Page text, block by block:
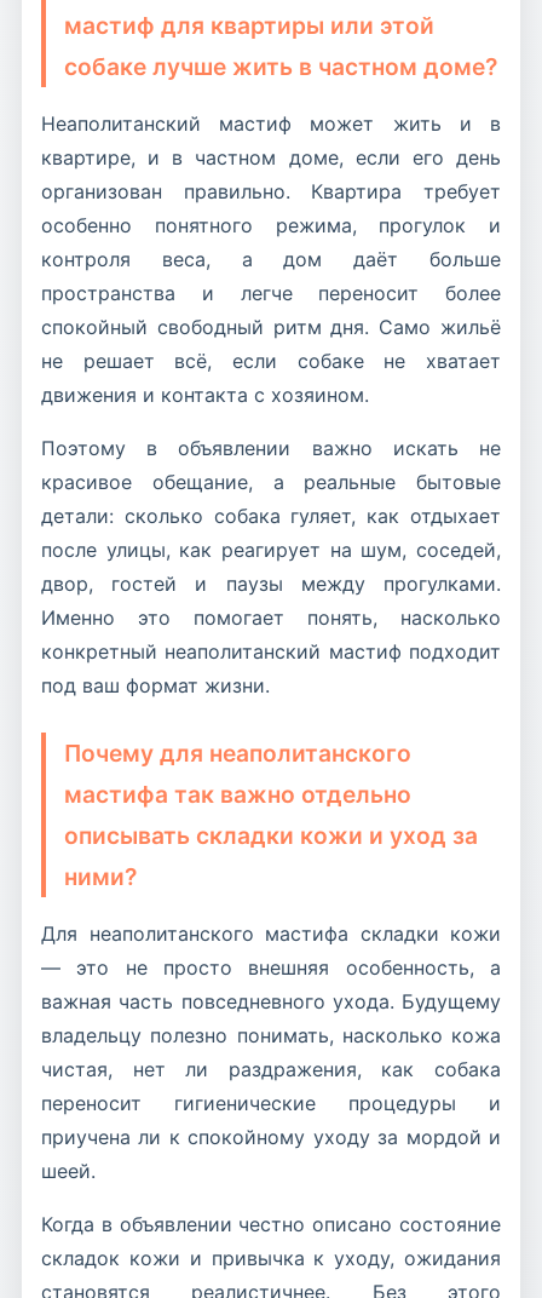
мастиф для квартиры или этой
собаке лучше жить в частном доме?
Неаполитанский мастиф может жить и в
квартире, и в частном доме, если его день
организован правильно. Квартира требует
особенно понятного режима, прогулок и
контроля веса, а дом даёт больше
пространства и легче переносит более
спокойный свободный ритм дня. Само жильё
не решает всё, если собаке не хватает
движения и контакта с хозяином.
Поэтому в объявлении важно искать не
красивое обещание, а реальные бытовые
детали: сколько собака гуляет, как отдыхает
после улицы, как реагирует на шум, соседей,
двор, гостей и паузы между прогулками.
Именно это помогает понять, насколько
конкретный неаполитанский мастиф подходит
под ваш формат жизни.
Почему для неаполитанского
мастифа так важно отдельно
описывать складки кожи и уход за
ними?
Для неаполитанского мастифа складки кожи
— это не просто внешняя особенность, а
важная часть повседневного ухода. Будущему
владельцу полезно понимать, насколько кожа
чистая, нет ли раздражения, как собака
переносит гигиенические процедуры и
приучена ли к спокойному уходу за мордой и
шеей.
Когда в объявлении честно описано состояние
складок кожи и привычка к уходу, ожидания
становятся реалистичнее. Без этого